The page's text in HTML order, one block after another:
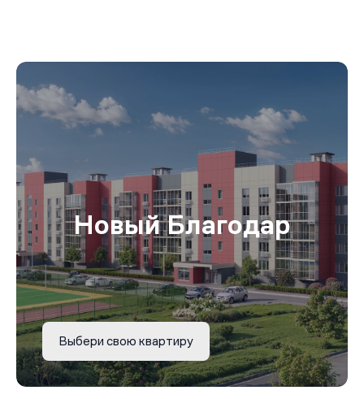
Новый Благодар
Выбери свою квартиру